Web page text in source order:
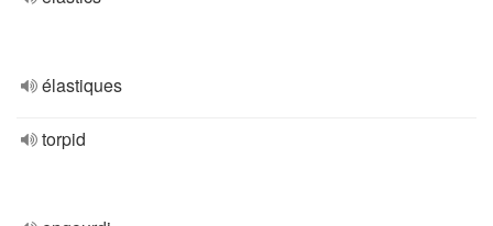
élastiques
torpid